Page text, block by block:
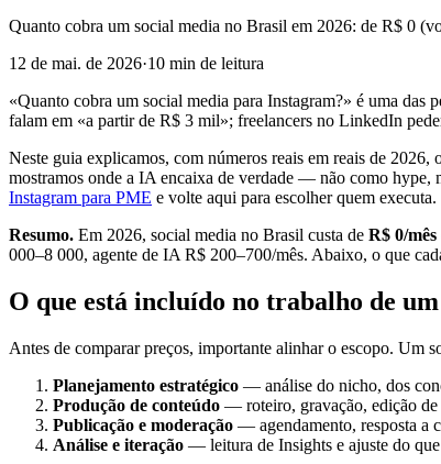
Quanto cobra um social media no Brasil em 2026: de R$ 0
12 de mai. de 2026·10 min de leitura
«Quanto cobra um social media para Instagram?» é uma
falam em «a partir de R$ 3 mil»; freelancers no LinkedIn
Neste guia explicamos, com números reais em reais de
mostramos onde a IA encaixa de verdade — não como hype,
Instagram para PME e volte aqui para escolher quem executa.
Resumo. Em 2026, social media no Brasil custa de R$ 0/mês
000–8 000, agente de IA R$ 200–700/mês. Abaixo, o que
O que está incluído no trabalho de
Antes de comparar preços, importante alinhar o escopo. Um
Planejamento estratégico — análise do nicho, dos
Produção de conteúdo — roteiro, gravação, edição de
Publicação e moderação — agendamento, resposta a
Análise e iteração — leitura de Insights e ajuste do que